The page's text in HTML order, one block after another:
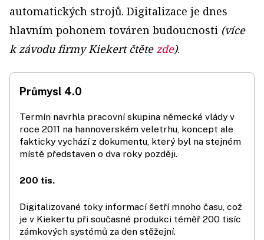
automatických strojů. Digitalizace je dnes
hlavním pohonem továren budoucnosti (více
k závodu firmy Kiekert čtětezde).
Průmysl 4.0
Termín navrhla pracovní skupina německé vlády v
roce 2011 na hannoverském veletrhu, koncept ale
fakticky vychází z dokumentu, který byl na stejném
místě představen o dva roky později.
200 tis.
Digitalizované toky informací šetří mnoho času, což
je v Kiekertu při současné produkci téměř 200 tisíc
zámkových systémů za den stěžejní.